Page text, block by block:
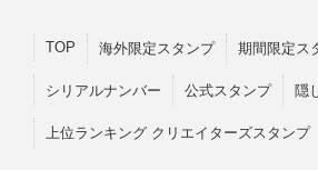
TOP 海外限定スタンプ 期間限定ス
シリアルナンバー 公式スタンプ 隠
上位ランキング クリエイターズスタンプ